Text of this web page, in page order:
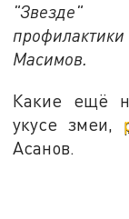
"Звезде"
Масимов.
Какие ещё
укусе змеи,
Асанов.